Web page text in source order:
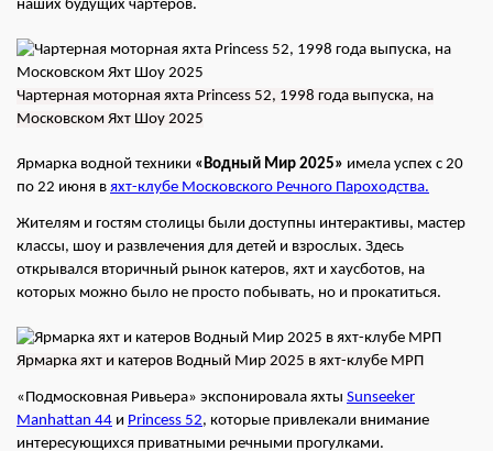
наших будущих чартеров.
Чартерная моторная яхта Princess 52, 1998 года выпуска, на
Московском Яхт Шоу 2025
Ярмарка водной техники «Водный Мир 2025» имела успех с 20
по 22 июня в яхт-клубе Московского Речного Пароходства.
Жителям и гостям столицы были доступны интерактивы, мастер
классы, шоу и развлечения для детей и взрослых. Здесь
открывался вторичный рынок катеров, яхт и хаусботов, на
которых можно было не просто побывать, но и прокатиться.
Ярмарка яхт и катеров Водный Мир 2025 в яхт-клубе МРП
«Подмосковная Ривьера» экспонировала яхты Sunseeker
Manhattan 44 и Princess 52, которые привлекали внимание
интересующихся приватными речными прогулками.